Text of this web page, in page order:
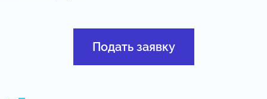
Подать заявку